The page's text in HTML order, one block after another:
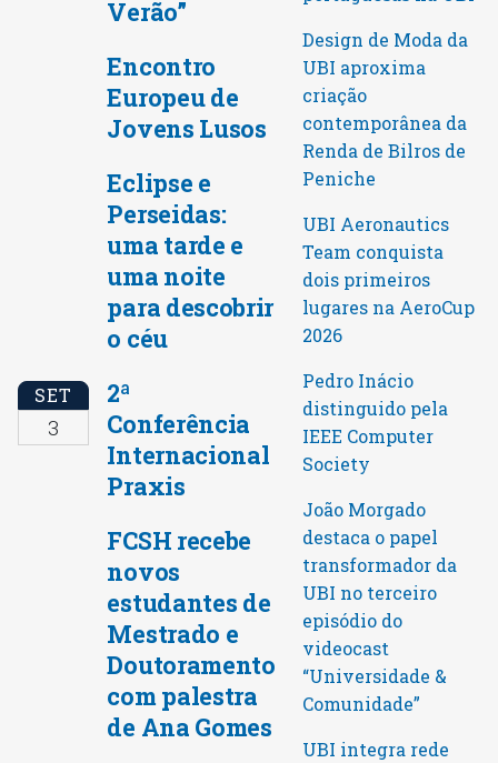
Verão”
Encontro
Europeu de
Jovens Lusos
Eclipse e
Perseidas:
uma tarde e
uma noite
para descobrir
o céu
SET
3
2ª
Conferência
Internacional
Praxis
FCSH recebe
novos
estudantes de
Mestrado e
Doutoramento
com palestra
de Ana Gomes
Design de Moda da
UBI aproxima
criação
contemporânea da
Renda de Bilros de
Peniche
UBI Aeronautics
Team conquista
dois primeiros
lugares na AeroCup
2026
Pedro Inácio
distinguido pela
IEEE Computer
Society
João Morgado
destaca o papel
transformador da
UBI no terceiro
episódio do
videocast
“Universidade &
Comunidade”
UBI integra rede